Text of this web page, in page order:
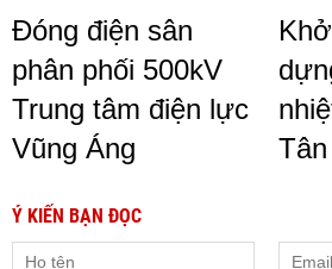
Đóng điện sân
phân phối 500kV
Trung tâm điện lực
Vũng Áng
Ý KIẾN BẠN ĐỌC